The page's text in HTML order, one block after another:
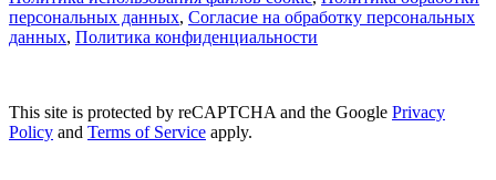
персональных данных, Согласие на обработку персональных
данных, Политика конфиденциальности
This site is protected by reCAPTCHA and the Google Privacy
Policy and Terms of Service apply.